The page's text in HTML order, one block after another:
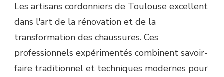
Les artisans cordonniers de Toulouse excellent
dans l'art de la rénovation et de la
transformation des chaussures. Ces
professionnels expérimentés combinent savoir-
faire traditionnel et techniques modernes pour